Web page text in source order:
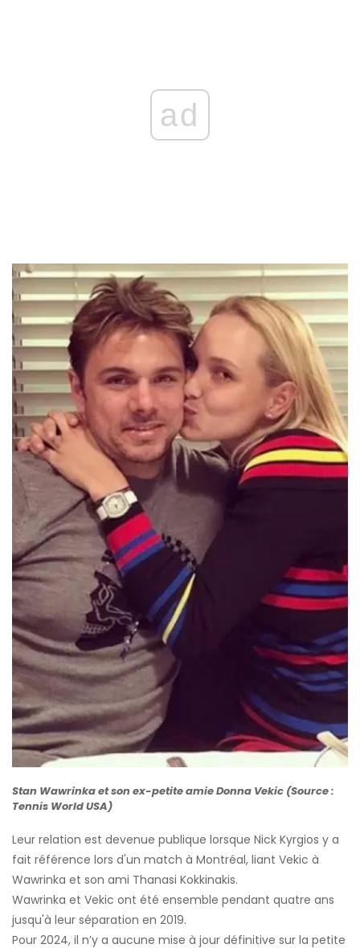
ad
Stan Wawrinka et son ex-petite amie Donna Vekic (Source :
Tennis World USA)
Leur relation est devenue publique lorsque Nick Kyrgios y a
fait référence lors d'un match à Montréal, liant Vekic à
Wawrinka et son ami Thanasi Kokkinakis.
Wawrinka et Vekic ont été ensemble pendant quatre ans
jusqu'à leur séparation en 2019.
Pour 2024, il n’y a aucune mise à jour définitive sur la petite